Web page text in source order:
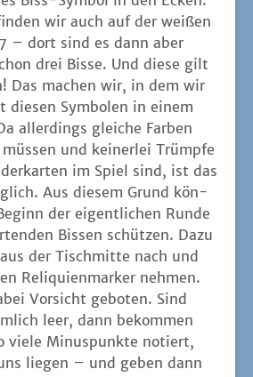
der Tisch­mit­te nach und
Reli­qui­en­mar­ker neh­men.
Vor­sicht gebo­ten. Sind
leer, dann bekom­men
vie­le Minus­punk­te notiert,
lie­gen – und geben dann
Uhr­zei­ger­sinn wei­ter. Sol­len
ihr Glück mit mei­nen Kar­ten
wird aber vor­her recht­zei­tig
wir mit mehr oder weni­ger
in die Kar­ten­aus­spiel­
die­se kom­plett vor­bei zäh­len
Reli­qui­en­mar­ker – die
Ist eine bestim­
erreicht, endet
hat kei­ne beson­de­ren